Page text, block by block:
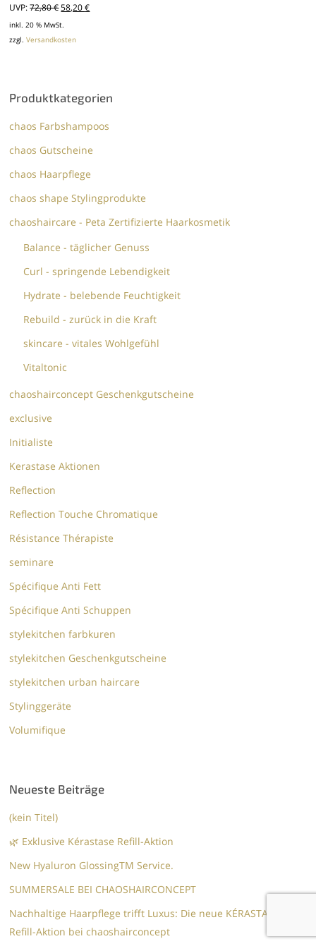
UVP: 72,80€ Ursprünglicher
Preis
war:
58,20€Aktueller
inkl. 20 % MwSt.
zzgl.Versandkosten
Produktkategorien
chaos Farbshampoos
chaos Gutscheine
chaos Haarpflege
chaos shape Stylingprodukte
chaoshaircare - Peta Zertifizierte Haarkosmetik
Balance - täglicher Genuss
Curl - springende Lebendigkeit
Hydrate - belebende Feuchtigkeit
Rebuild - zurück in die Kraft
skincare - vitales Wohlgefühl
Vitaltonic
chaoshairconcept Geschenkgutscheine
exclusive
Initialiste
Kerastase Aktionen
Reflection
Reflection Touche Chromatique
Résistance Thérapiste
seminare
Spécifique Anti Fett
Spécifique Anti Schuppen
stylekitchen farbkuren
stylekitchen Geschenkgutscheine
stylekitchen urban haircare
Stylinggeräte
Volumifique
Neueste Beiträge
(kein Titel)
🌿 Exklusive Kérastase Refill-Aktion
New Hyaluron GlossingTM​ Service.​
SUMMERSALE BEI CHAOSHAIRCONCEPT
Nachhaltige Haarpflege trifft Luxus: Die neue KÉRASTASE
Refill-Aktion bei chaoshairconcept